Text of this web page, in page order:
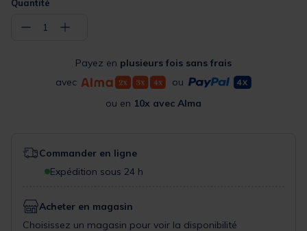
Quantité
− 1 +
Payez en plusieurs fois sans frais
avec
ou
ou en 10x avec Alma
Commander en ligne
Expédition sous 24 h
Acheter en magasin
Choisissez un magasin pour voir la disponibilité